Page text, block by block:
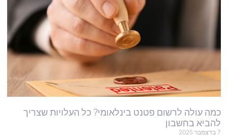
כמה עולה לרשום פטנט בינלאומי? כל העלויות שצריך
להביא בחשבון
7 בדצמבר 2025